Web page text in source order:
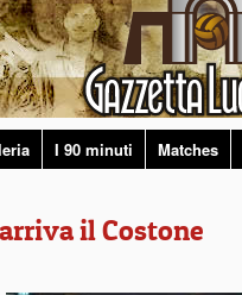
I 90 minuti Matches
il Costone